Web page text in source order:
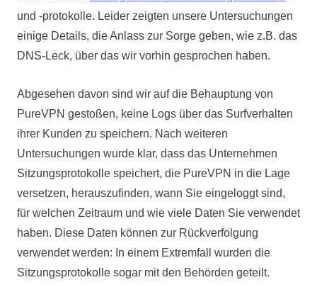
und -protokolle. Leider zeigten unsere Untersuchungen
einige Details, die Anlass zur Sorge geben, wie z.B. das
DNS-Leck, über das wir vorhin gesprochen haben.
Abgesehen davon sind wir auf die Behauptung von
PureVPN gestoßen, keine Logs über das Surfverhalten
ihrer Kunden zu speichern. Nach weiteren
Untersuchungen wurde klar, dass das Unternehmen
Sitzungsprotokolle speichert, die PureVPN in die Lage
versetzen, herauszufinden, wann Sie eingeloggt sind,
für welchen Zeitraum und wie viele Daten Sie verwendet
haben. Diese Daten können zur Rückverfolgung
verwendet werden: In einem Extremfall wurden die
Sitzungsprotokolle sogar mit den Behörden geteilt.